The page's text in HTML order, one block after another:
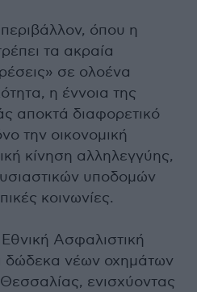
όπου η
τα ακραία
σε ολοένα
η έννοια της
αποκτά διαφορετικό
την οικονομική
κίνηση αλληλεγγύης,
υποδομών
κοινωνίες.
Ασφαλιστική
νέων οχημάτων
ενισχύοντας